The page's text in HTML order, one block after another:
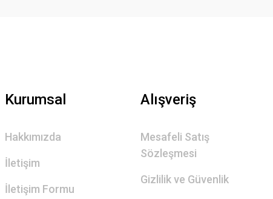
Kurumsal
Hakkımızda
İletişim
İletişim Formu
Alışveriş
Mesafeli Satış
Sözleşmesi
Gizlilik ve Güvenlik